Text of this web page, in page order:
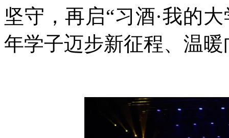
坚守，再启“习酒·我的
年学子迈步新征程、温